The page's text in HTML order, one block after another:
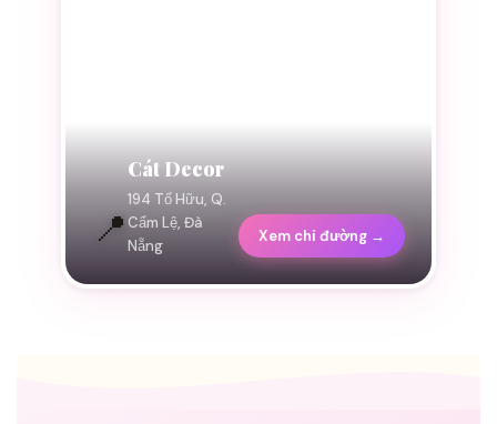
📍
Cát Decor
194 Tố Hữu, Q.
Cẩm Lệ, Đà
Nẵng
Xem chỉ đường →